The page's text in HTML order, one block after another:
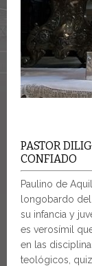
PASTOR
CONFIADO
Paulino de
longobardo del
su infancia y
es verosímil
en las
teológicos,